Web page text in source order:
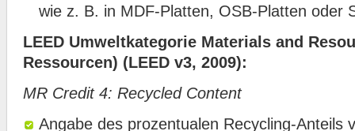
wie z. B. in MDF-Platten, OSB-Platten oder
LEED Umweltkategorie Materials and
Ressourcen) (LEED v3, 2009):
MR Credit 4: Recycled Content
Angabe des prozentualen Recycling-Anteils